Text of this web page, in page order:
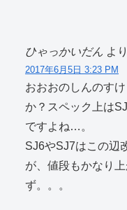
ひゃっかいだん よ
2017年6月5日 3:23 PM
おおおのしんのす
か？スペック上は
ですよね…。
SJ6やSJ7はこの辺
が、値段もかなり
ず。。。